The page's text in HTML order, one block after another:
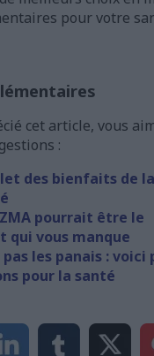
pour votre
cet article, vous
:
des bienfaits de
pourrait être le
qui vous manque
les panais : voici
pour la santé